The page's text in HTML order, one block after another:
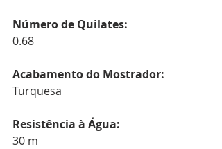
Número de Quilates:
0.68
Acabamento do Mostrador:
Turquesa
Resistência à Água:
30 m